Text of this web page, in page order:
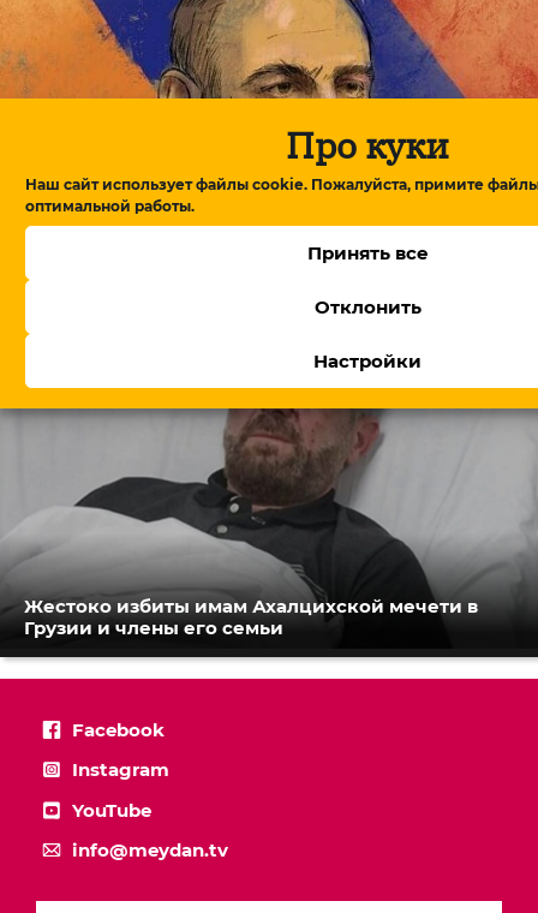
Про куки
Наш сайт использует файлы cookie. Пожалуйста, примите
оптимальной работы.
Принять все
Отклонить
Настройки
В Армении утвердили правительство, Пашинян
обещает посты профессионалам
Жестоко избиты имам Ахалцихской мечети в
Грузии и члены его семьи
Facebook
Instagram
YouTube
info@meydan.tv